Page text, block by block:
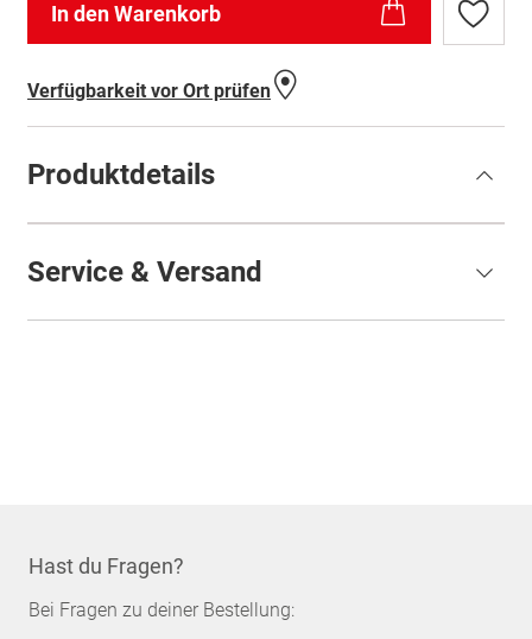
In den Warenkorb
Zur
Verfügbarkeit vor Ort prüfen
Produktdetails
Service & Versand
Hast du Fragen?
Bei Fragen zu deiner Bestellung: